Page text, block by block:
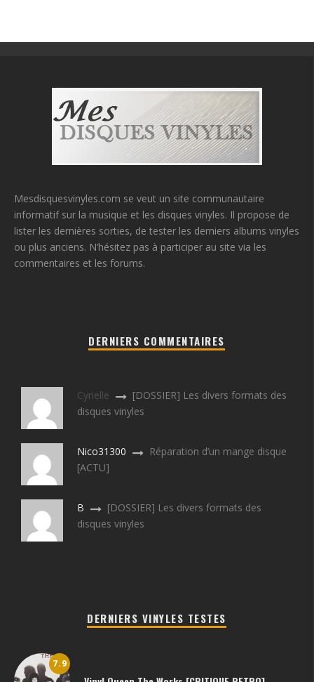
Mesdisquesvinyles.com se veut un site communautaire
informatif sur la musique et les disques vinyles. Il propose de
lister les dernières sorties, de tester les derniers albums vinyles
ou plus anciens. N’hésitez pas à participer au site via les
commentaires et les forums.
DERNIERS COMMENTAIRES
Cyrielle
[DOSSIER] Les divers formats des
disques vinyles
Nico31300
Réparation d’un mange disque
[ACTU]
B
[DOSSIER] Les divers formats des
disques vinyles
DERNIERS VINYLES TESTES
7.9